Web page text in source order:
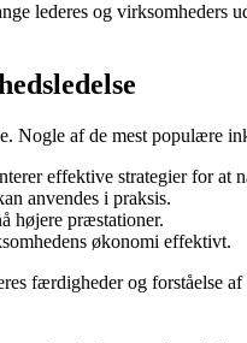
lederes og
Nogle af de mest populære
effektive strategier for at
anvendes i praksis.
højere præstationer.
økonomi effektivt.
færdigheder og